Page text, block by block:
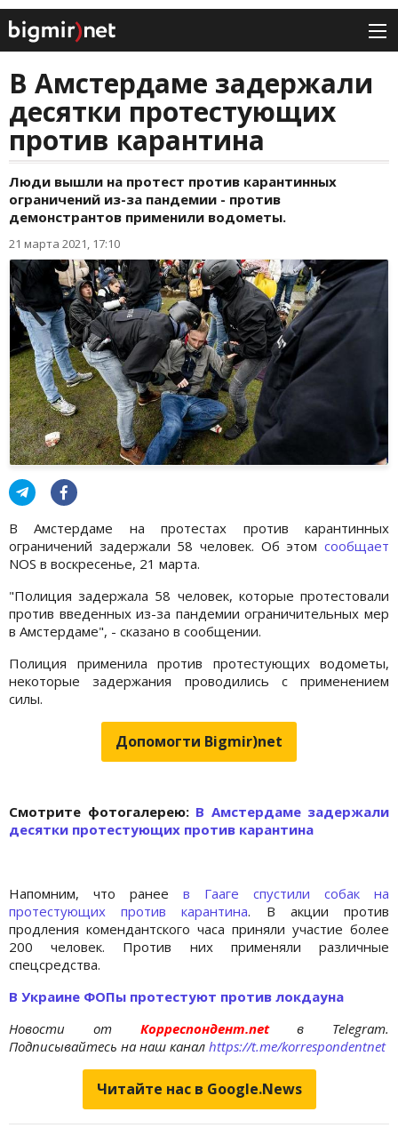
В Амстердаме задержали
десятки протестующих
против карантина
Люди вышли на протест против карантинных
ограничений из-за пандемии - против
демонстрантов применили водометы.
21 марта 2021, 17:10
В Амстердаме на протестах против карантинных
ограничений задержали 58 человек. Об этом сообщает
NOS в воскресенье, 21 марта.
"Полиция задержала 58 человек, которые протестовали
против введенных из-за пандемии ограничительных мер
в Амстердаме", - сказано в сообщении.
Полиция применила против протестующих водометы,
некоторые задержания проводились с применением
силы.
Допомогти Bigmir)net
Cмотрите фотогалерею: В Амстердаме задержали
десятки протестующих против карантина
Напомним, что ранее в Гааге спустили собак на
протестующих против карантина. В акции против
продления комендантского часа приняли участие более
200 человек. Против них применяли различные
спецсредства.
В Украине ФОПы протестуют против локдауна
Новости отКорреспондент.netв Telegram.
Подписывайтесь на наш канал https://t.me/korrespondentnet
Читайте нас в Google.News